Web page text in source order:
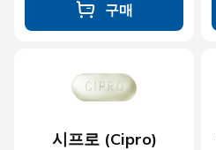
구매
시프로 (Cipro)